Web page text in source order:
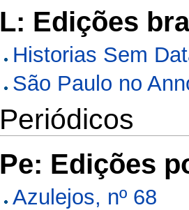
L: Edições
Historias Sem
São Paulo no
Periódicos
Pe: Edições
Azulejos, nº 68